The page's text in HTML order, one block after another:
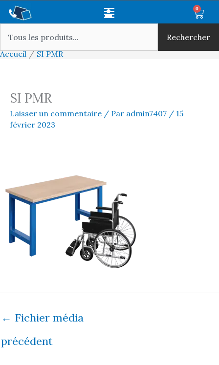
Aller
contenu
Main
0
Rechercher
Accueil
SI PMR
SI PMR
Laisser un commentaire / Par admin7407 / 15
février 2023
← Fichier média
précédent